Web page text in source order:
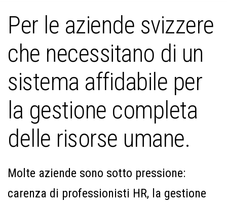
Per le aziende svizzere
che necessitano di un
sistema affidabile per
la gestione completa
delle risorse umane.
Molte aziende sono sotto pressione:
carenza di professionisti HR, la gestione